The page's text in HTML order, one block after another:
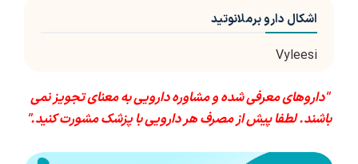
اشکال دارو برملانوتید
Vyleesi
"داروهای معرفی شده و مشاوره دارویی به معنای تجویز نمی
باشند. لطفا پیش از مصرف هر دارویی با پزشک مشورت کنید."